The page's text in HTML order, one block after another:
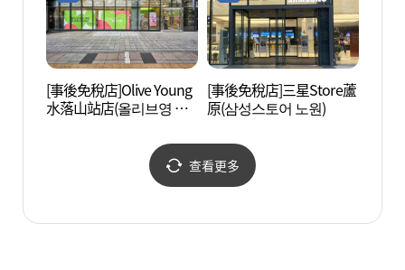
[事後免稅店]Olive Young
水落山站店(올리브영 수
[事後免稅店]三星Store蘆
原(삼성스토어 노원)
查看更多